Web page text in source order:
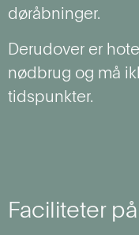
døråbninger.
Derudover er
nødbrug og må
tidspunkter.
Faciliteter